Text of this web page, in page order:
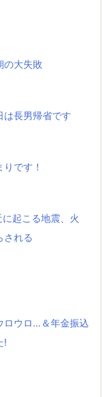
の大失敗
は長男帰省です
です！
起こる地震、火
される
ロウロ…＆年金振込
!